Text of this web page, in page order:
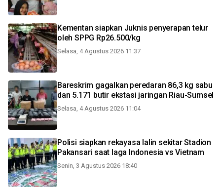
Kementan siapkan Juknis penyerapan telur
oleh SPPG Rp26.500/kg
Selasa, 4 Agustus 2026 11:37
Bareskrim gagalkan peredaran 86,3 kg sabu
dan 5.171 butir ekstasi jaringan Riau-Sumsel
Selasa, 4 Agustus 2026 11:04
Polisi siapkan rekayasa lalin sekitar Stadion
Pakansari saat laga Indonesia vs Vietnam
Senin, 3 Agustus 2026 18:40